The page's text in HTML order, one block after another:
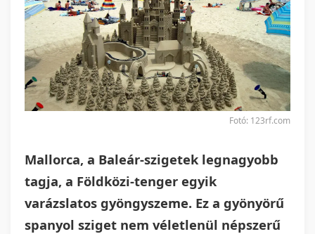
Fotó: 123rf.com
Mallorca, a Baleár-szigetek legnagyobb
tagja, a Földközi-tenger egyik
varázslatos gyöngyszeme. Ez a gyönyörű
spanyol sziget nem véletlenül népszerű